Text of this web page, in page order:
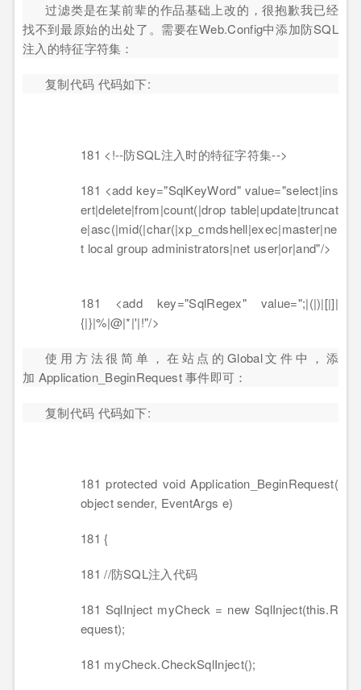
过滤类是在某前辈的作品基础上改的，很抱歉我已经
找不到最原始的出处了。需要在Web.Config中添加防SQL
注入的特征字符集：
复制代码 代码如下:
181 <!--防SQL注入时的特征字符集-->
181 <add key="SqlKeyWord" value="select|ins
ert|delete|from|count(|drop table|update|truncat
e|asc(|mid(|char(|xp_cmdshell|exec|master|ne
t local group administrators|net user|or|and"/>
181 <add key="SqlRegex" value=";|(|)|[|]|
{|}|%|@|*|'|!"/>
使用方法很简单，在站点的Global文件中，添
加 Application_BeginRequest 事件即可：
复制代码 代码如下:
181 protected void Application_BeginRequest(
object sender, EventArgs e)
181 {
181 //防SQL注入代码
181 SqlInject myCheck = new SqlInject(this.R
equest);
181 myCheck.CheckSqlInject();